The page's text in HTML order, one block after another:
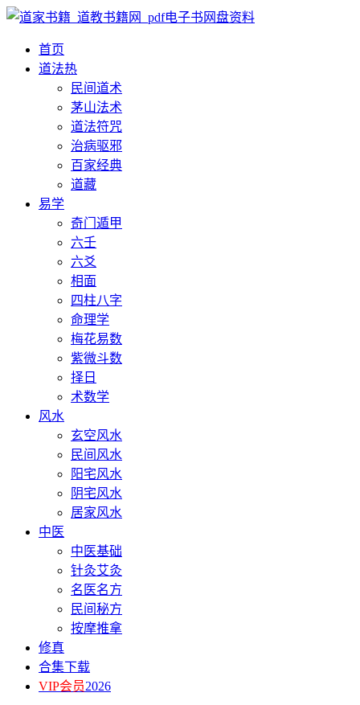
首页
道法热
民间道术
茅山法术
道法符咒
治病驱邪
百家经典
道藏
易学
奇门遁甲
六壬
六爻
相面
四柱八字
命理学
梅花易数
紫微斗数
择日
术数学
风水
玄空风水
民间风水
阳宅风水
阴宅风水
居家风水
中医
中医基础
针灸艾灸
名医名方
民间秘方
按摩推拿
修真
合集下载
VIP会员2026